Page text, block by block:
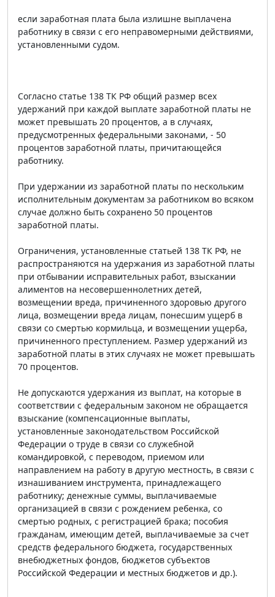
если заработная плата была излишне выплачена
работнику в связи с его неправомерными действиями,
установленными судом.
Согласно статье 138 ТК РФ общий размер всех
удержаний при каждой выплате заработной платы не
может превышать 20 процентов, а в случаях,
предусмотренных федеральными законами, - 50
процентов заработной платы, причитающейся
работнику.
При удержании из заработной платы по нескольким
исполнительным документам за работником во всяком
случае должно быть сохранено 50 процентов
заработной платы.
Ограничения, установленные статьей 138 ТК РФ, не
распространяются на удержания из заработной платы
при отбывании исправительных работ, взыскании
алиментов на несовершеннолетних детей,
возмещении вреда, причиненного здоровью другого
лица, возмещении вреда лицам, понесшим ущерб в
связи со смертью кормильца, и возмещении ущерба,
причиненного преступлением. Размер удержаний из
заработной платы в этих случаях не может превышать
70 процентов.
Не допускаются удержания из выплат, на которые в
соответствии с федеральным законом не обращается
взыскание (компенсационные выплаты,
установленные законодательством Российской
Федерации о труде в связи со служебной
командировкой, с переводом, приемом или
направлением на работу в другую местность, в связи с
изнашиванием инструмента, принадлежащего
работнику; денежные суммы, выплачиваемые
организацией в связи с рождением ребенка, со
смертью родных, с регистрацией брака; пособия
гражданам, имеющим детей, выплачиваемые за счет
средств федерального бюджета, государственных
внебюджетных фондов, бюджетов субъектов
Российской Федерации и местных бюджетов и др.).